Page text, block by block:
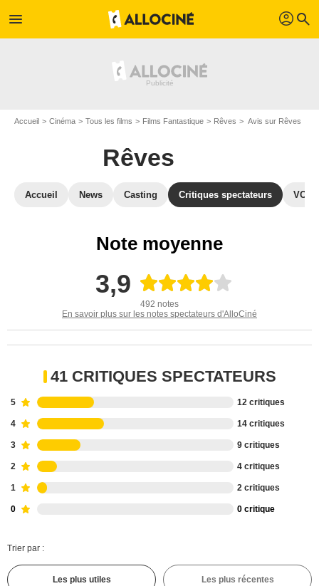
menu profil search
Accueil Cinéma Tous les films Films Fantastique Rêves Avis sur Rêves
Rêves
Accueil News Casting Critiques spectateurs VOD
Note moyenne
3,9
492 notes
En savoir plus sur les notes spectateurs d'AlloCiné
41 CRITIQUES SPECTATEURS
5 12 critiques
4 14 critiques
3 9 critiques
2 4 critiques
1 2 critiques
0 0 critique
Trier par :
Les plus utiles Les plus récentes